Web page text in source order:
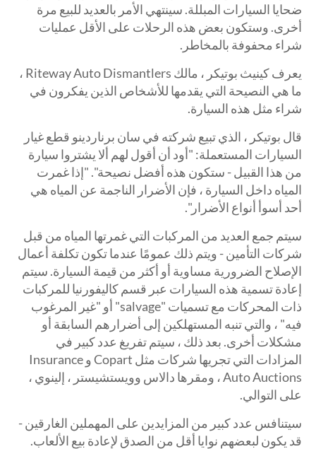
ضحايا السيارات المبللة. سينتهي الأمر بالعديد للبيع مرة
أخرى. وستكون بعض هذه الرحلات على الأقل عمليات
شراء محفوفة بالمخاطر.
يعرف كينيث بوتيكر ، مالك Riteway Auto Dismantlers ،
ما هي النصيحة التي يقدمها للأشخاص الذين يفكرون في
شراء مثل هذه السيارة.
قال بوتيكر ، الذي تبيع شركته في سان برناردينو قطع غيار
السيارات المستعملة: "أود أن أقول لهم ألا يشتروا سيارة
من هذا القبيل - ستكون هذه أفضل نصيحة". "إذا غمرت
المياه داخل السيارة ، فإن الأضرار الناجمة عن المياه هي
أحد أسوأ أنواع الأضرار".
سيتم جمع العديد من المركبات التي غمرتها المياه من قبل
شركات التأمين - ويتم ذلك عمومًا عندما تكون تكلفة أعمال
الإصلاح الضرورية مساوية أو أكثر من قيمة السيارة. سيتم
إعادة تسمية هذه السيارات عبر قسم كاليفورنيا للمركبات
ذات المحركات مع تسميات "salvage" أو "غير المرغوب
فيه" ، والتي تنبه المستهلكين إلى أضرارهم السابقة أو
مشكلات أخرى. بعد ذلك ، سيتم تفريغ عدد كبير في
المزادات التي تجريها شركات مثل Copart و Insurance
Auto Auctions ، ومقرها دالاس وويستشيستر ، إلينوي ،
على التوالي.
سيتنافس عدد كبير من المزايدين على المهملين الغارقين -
قد يكون لبعضهم نوايا أقل من الصدق لإعادة بيع الألعاب.